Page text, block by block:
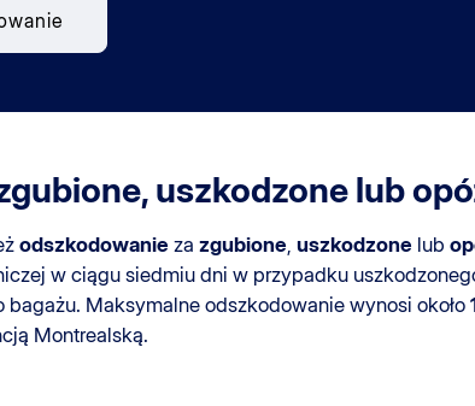
uszkodzone lub
odszkodowanie za zgubione, uszkodzone lub
w ciągu siedmiu dni w przypadku
Maksymalne odszkodowanie wynosi około
Montrealską.